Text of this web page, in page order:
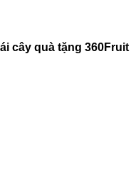
cây quà tặng 360Fruit